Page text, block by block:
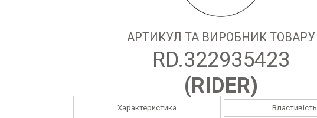
АРТИКУЛ ТА ВИРОБНИК ТОВАРУ
RD.322935423
(RIDER)
Характеристика Властивість